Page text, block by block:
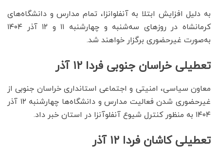
به دلیل افزایش ابتلا به آنفلوانزا، تمام مدارس و دانشگاه‌های
کرمانشاه در روزهای سه‌شنبه و چهارشنبه ۱۱ و ۱۲ آذر ۱۴۰۴
به‌صورت غیرحضوری برگزار خواهند شد.
تعطیلی خراسان جنوبی فردا ۱۲ آذر
معاون سیاسی، امنیتی و اجتماعی استانداری خراسان جنوبی از
غیرحضوری شدن فعالیت مدارس و دانشگاه‌ها چهارشنبه ۱۲ آذر
۱۴۰۴ به منظور کنترل شیوع آنفلوآنزا در استان خبر داد.
تعطیلی کاشان فردا ۱۲ آذر